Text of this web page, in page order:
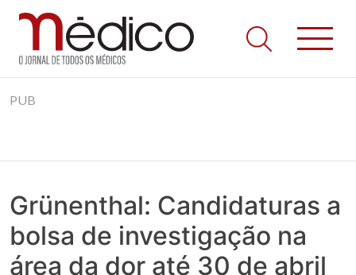
to
Jornal Médico
Médico – O Jornal de Todos os Médicos. Onde as notícias
realmente contam! Tudo o que se passa na Saúde!
PUB
Grünenthal: Candidaturas a
bolsa de investigação na
área da dor até 30 de abril